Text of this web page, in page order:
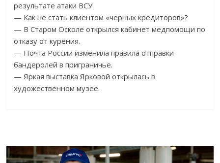
результате атаки ВСУ.
— Как не стать клиентом «черных кредиторов»?
— В Старом Осколе открылся кабинет медпомощи по
отказу от курения.
— Почта России изменила правила отправки
бандеролей в приграничье.
— Яркая выставка Ярковой открылась в
художественном музее.